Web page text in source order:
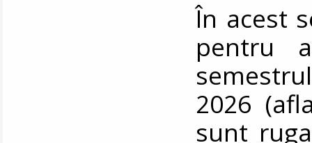
În acest
pentru
2026
sunt